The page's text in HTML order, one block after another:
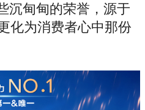
沉甸甸的荣誉，源于
化为消费者心中那份